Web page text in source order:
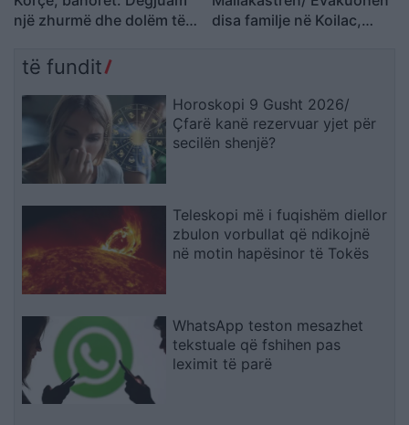
një zhurmë dhe dolëm të
ndodhur
disa familje në Koilac,
të fundit
Horoskopi 9 Gusht 2026/
Çfarë kanë rezervuar yjet për
secilën shenjë?
Teleskopi më i fuqishëm diellor
zbulon vorbullat që ndikojnë
në motin hapësinor të Tokës
WhatsApp teston mesazhet
tekstuale që fshihen pas
leximit të parë